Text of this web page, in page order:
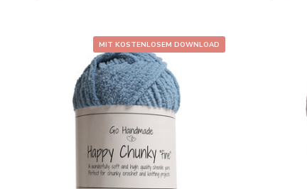
MIT KOSTENLOSEM DOWNLOAD